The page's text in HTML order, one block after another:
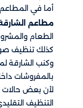
أما في
مطاعم
الطعام
كذلك تنظيف
وكنب الشارقة
بالمفروشات
لأن بعض حالات
التنظيف